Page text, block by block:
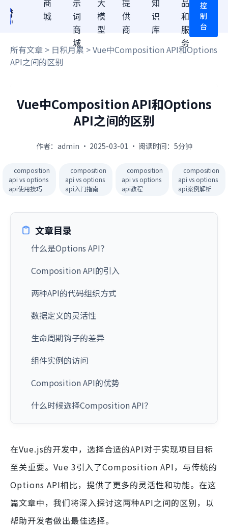
商
城
示
词
商
城
大
模
型
提
供
商
知
识
库
品
和
服
务
控
制
台
所有文章 > 日积月累 > Vue中Composition API和Options
API之间的区别
Vue中Composition API和Options
API之间的区别
作者：admin · 2025-03-01 · 阅读时间：5分钟
composition
api vs options
api使用技巧
composition
api vs options
api入门指南
composition
api vs options
api教程
composition
api vs options
api案例解析
文章目录
什么是Options API？
Composition API的引入
两种API的代码组织方式
数据定义的灵活性
生命周期钩子的差异
组件实例的访问
Composition API的优势
什么时候选择Composition API？
在Vue.js的开发中，选择合适的API对于实现项目目标
至关重要。Vue 3引入了Composition API，与传统的
Options API相比，提供了更多的灵活性和功能。在这
篇文章中，我们将深入探讨这两种API之间的区别，以
帮助开发者做出最佳选择。